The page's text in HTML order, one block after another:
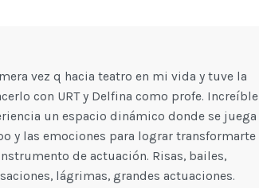
vez q hacia teatro en mi vida y tuve la
con URT y Delfina como profe. Increíble
un espacio dinámico donde se juega
y las emociones para lograr transformarte
de actuación. Risas, bailes,
lágrimas, grandes actuaciones.